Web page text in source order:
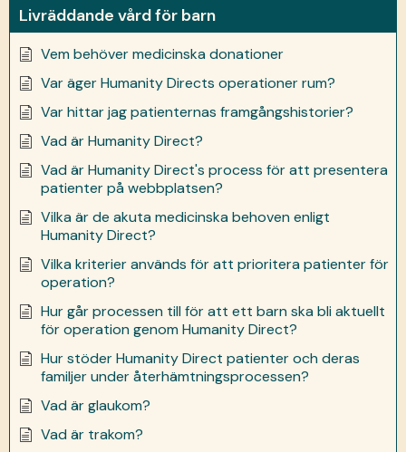
Livräddande vård för barn
Vem behöver medicinska donationer
Var äger Humanity Directs operationer rum?
Var hittar jag patienternas framgångshistorier?
Vad är Humanity Direct?
Vad är Humanity Direct's process för att presentera
patienter på webbplatsen?
Vilka är de akuta medicinska behoven enligt
Humanity Direct?
Vilka kriterier används för att prioritera patienter för
operation?
Hur går processen till för att ett barn ska bli aktuellt
för operation genom Humanity Direct?
Hur stöder Humanity Direct patienter och deras
familjer under återhämtningsprocessen?
Vad är glaukom?
Vad är trakom?